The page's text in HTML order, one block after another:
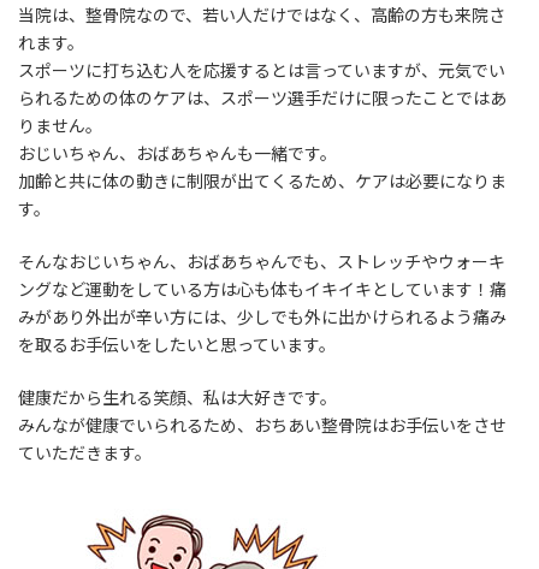
当院は、整骨院なので、若い人だけではなく、高齢の方も来院さ
れます。
スポーツに打ち込む人を応援するとは言っていますが、元気でい
られるための体のケアは、スポーツ選手だけに限ったことではあ
りません。
おじいちゃん、おばあちゃんも一緒です。
加齢と共に体の動きに制限が出てくるため、ケアは必要になりま
す。
そんなおじいちゃん、おばあちゃんでも、ストレッチやウォーキ
ングなど運動をしている方は心も体もイキイキとしています！痛
みがあり外出が辛い方には、少しでも外に出かけられるよう痛み
を取るお手伝いをしたいと思っています。
健康だから生れる笑顔、私は大好きです。
みんなが健康でいられるため、おちあい整骨院はお手伝いをさせ
ていただきます。